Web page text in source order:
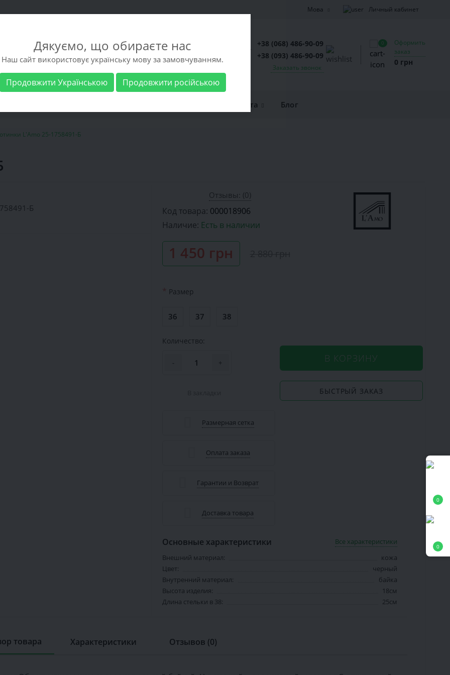
0
0
Мова Личный кабинет
+38 (068) 486-90-09
+38 (093) 486-90-09
Заказать звонок
0
Оформить
заказ
0 грн
Доставка и оплата Блог
L'Amo 25-1758491-Б
Отзывы: (0)
Код товара: 000018906
Наличие: Есть в наличии
1 450 грн
* Размер
36 37 38
Количество:
- + В КОРЗИНУ
БЫСТРЫЙ ЗАКАЗ
Размерная сетка
Оплата заказа
Гарантии и Возврат
Доставка товара
Основные характеристики
Все характеристики
Внешний материал:
кожа
Цвет:
черный
Внутренний материал:
байка
Высота изделия:
18см
Длина стельки в 38:
25см
товара Характеристики Отзывов (0)
Дякуємо, що обираєте нас
Наш сайт використовує українську мову за замовчуванням.
Продовжити Українською Продовжити російською